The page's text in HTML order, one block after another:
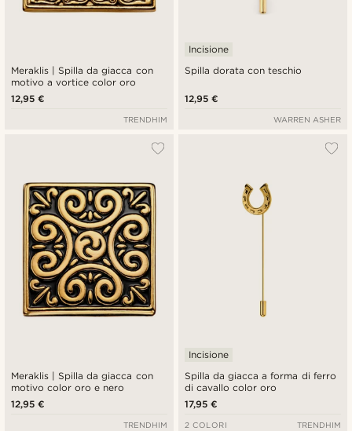
Meraklis | Spilla da giacca con
motivo a vortice color oro
12,95 €
TRENDHIM
Spilla dorata con teschio
Incisione
12,95 €
WARREN ASHER
Meraklis | Spilla da giacca con
motivo color oro e nero
12,95 €
TRENDHIM
Spilla da giacca a forma di ferro
di cavallo color oro
Incisione
17,95 €
2 COLORI TRENDHIM